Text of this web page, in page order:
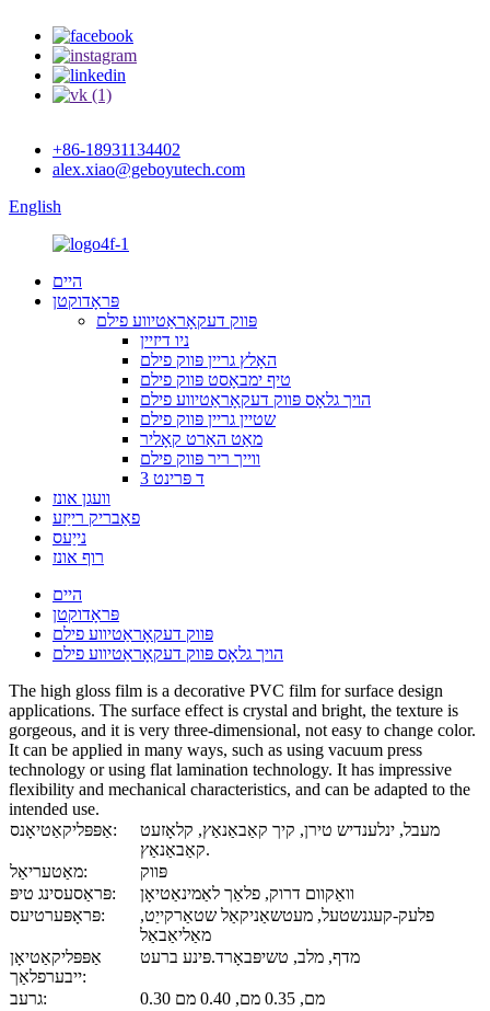
+86-18931134402
alex.xiao@geboyutech.com
English
היים
פּראָדוקטן
פּווק דעקאָראַטיווע פילם
ניו דיזיין
האָלץ גריין פּווק פילם
טיף ימבאָסט פּווק פילם
הויך גלאָס פּווק דעקאָראַטיווע פילם
שטיין גריין פּווק פילם
מאַט האַרט קאָליר
ווייך ריר פּווק פילם
3 ד פּרינט
וועגן אונז
פאַבריק רייַזע
נייַעס
רוף אונז
היים
פּראָדוקטן
פּווק דעקאָראַטיווע פילם
הויך גלאָס פּווק דעקאָראַטיווע פילם
The high gloss film is a decorative PVC film for surface design
applications. The surface effect is crystal and bright, the texture is
gorgeous, and it is very three-dimensional, not easy to change color.
It can be applied in many ways, such as using vacuum press
technology or using flat lamination technology. It has impressive
flexibility and mechanical characteristics, and can be adapted to the
intended use.
אַפּפּליקאַטיאָנס:
מעבל, ינלענדיש טירן, קיך קאַבאַנאַץ, קלאָזעט
קאַבאַנאַץ.
מאַטעריאַל:
פּווק
פּראַסעסינג טיפּ:
וואַקוום דרוק, פלאַך לאַמינאַטיאָן
פּראָפּערטיעס:
פלעק-קעגנשטעל, מעטשאַניקאַל שטאַרקייַט,
מאַליאַבאַל
אַפּפּליקאַטיאָן
ייבערפלאַך:
מדף, מלב, טשיפּבאָרד.פּינע ברעט
גרעב:
0.30 מם, 0.35 מם, 0.40 מם